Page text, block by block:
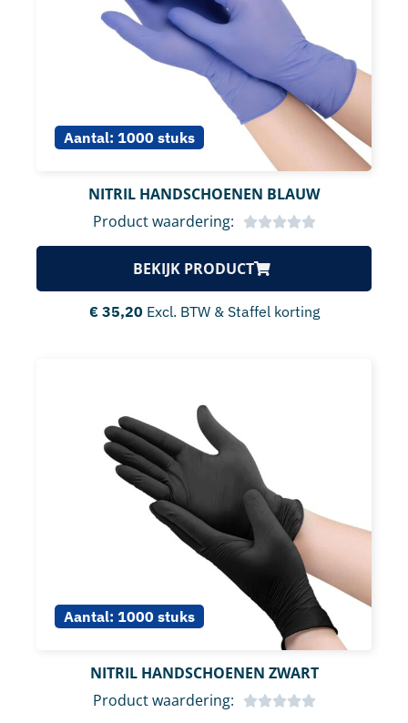
Aantal: 1000 stuks
NITRIL HANDSCHOENEN BLAUW
Product waardering:
BEKIJK PRODUCT
€35,20 Excl. BTW & Staffel korting
Aantal: 1000 stuks
NITRIL HANDSCHOENEN ZWART
Product waardering: